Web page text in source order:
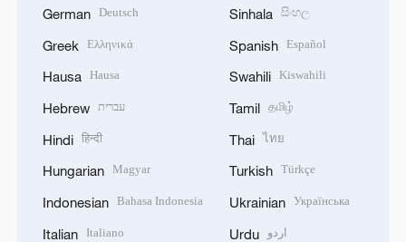
German Deutsch
Greek Ελληνικά
Hausa Hausa
Hebrew עברית
Hindi हिन्दी
Hungarian Magyar
Indonesian Bahasa Indonesia
Italian Italiano
Sinhala සිංහල
Spanish Español
Swahili Kiswahili
Tamil தமிழ்
Thai ไทย
Turkish Türkçe
Ukrainian Українська
Urdu اردو